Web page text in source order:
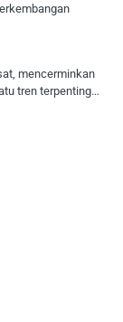
mencerminkan
tren terpenting…